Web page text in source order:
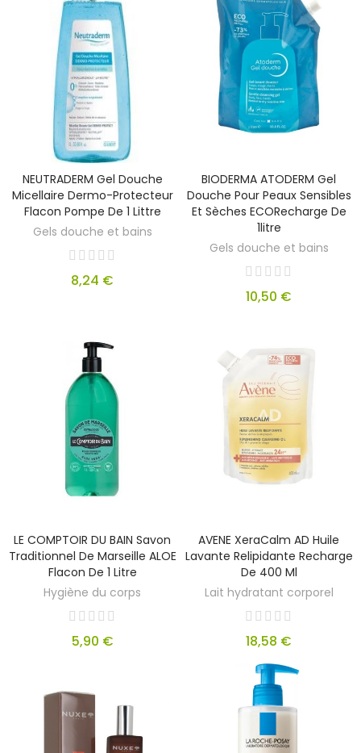
NEUTRADERM Gel Douche
Micellaire Dermo-Protecteur
Flacon Pompe De 1 Littre
Gels douche et bains
8,24 €
BIODERMA ATODERM Gel
Douche Pour Peaux Sensibles
Et Sèches ECORecharge De
1litre
Gels douche et bains
10,50 €
LE COMPTOIR DU BAIN Savon
Traditionnel De Marseille ALOE
Flacon De 1 Litre
Hygiène du corps
5,90 €
AVENE XeraCalm AD Huile
Lavante Relipidante Recharge
De 400 Ml
Lait hydratant corporel
18,58 €